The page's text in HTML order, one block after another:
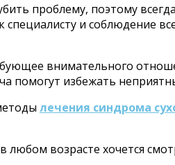
проблему, поэтому
и соблюдение
внимательного
избежать
лечения синдрома
возрасте хочется